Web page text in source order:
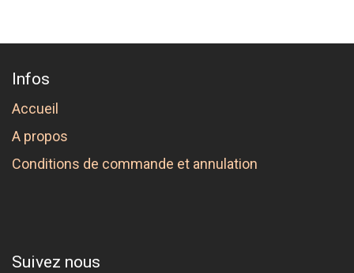
Infos
Accueil
A propos
Conditions de commande et annulation
Suivez nous